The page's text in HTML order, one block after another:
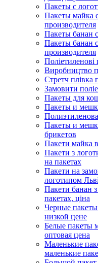
Пакеты с
Пакеты майка
производителя
Пакеты банан
Пакеты банан
производителя
Поліетиленові
Виробництво
Стретч плівка
Замовити
Пакеты для
Пакеты и
Пакеты и
брикетов
Пакети майка
Пакети з
на пакетах
Пакети на
логотипом
Пакети банан
пакетах, ціна
Черные
низкой цене
Белые пакеты
оптовая цена
Маленькие
маленькие